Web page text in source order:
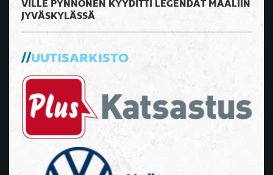
VILLE PYNNÖNEN KYYDITTI LEGENDAT MAALIIN
JYVÄSKYLÄSSÄ
UUTISARKISTO